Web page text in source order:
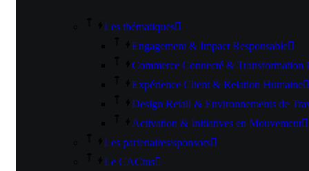
Les thématiques
Engagement & Impact Responsable
Commerce Connecté & Transformation
Expérience Client & Relation Humaine
Design Retail & Environnements de
Activation & Initiatives en Mouvement
Les partenaires/sponsors
Le CACtus